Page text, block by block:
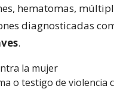
hematomas,
diagnosticadas
.
la mujer
o testigo de violencia